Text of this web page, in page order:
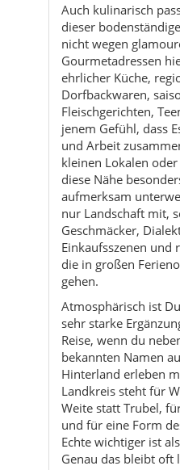
Auch kulinarisch
dieser
nicht wegen
Gourmetadressen
ehrlicher Küche,
Dorfbackwaren,
Fleischgerichten,
jenem Gefühl, dass
und Arbeit
kleinen Lokalen
diese Nähe
aufmerksam
nur Landschaft mit,
Geschmäcker,
Einkaufsszenen und
die in großen
gehen.
Atmosphärisch ist
sehr starke
Reise, wenn du
bekannten Namen
Hinterland erleben
Landkreis steht für
Weite statt Trubel,
und für eine Form
Echte wichtiger ist
Genau das bleibt oft